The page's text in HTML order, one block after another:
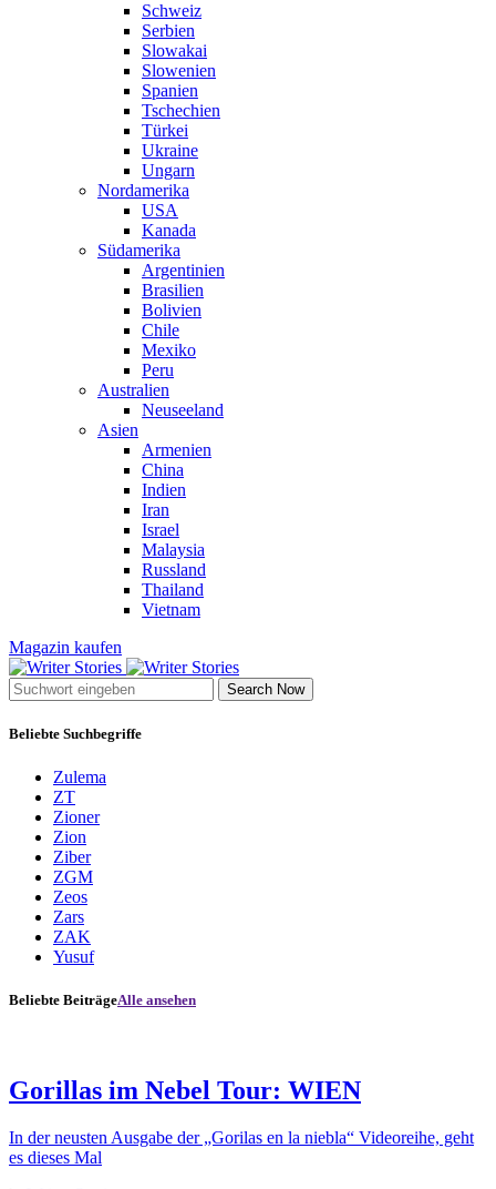
Schweiz
Serbien
Slowakai
Slowenien
Spanien
Tschechien
Türkei
Ukraine
Ungarn
Nordamerika
USA
Kanada
Südamerika
Argentinien
Brasilien
Bolivien
Chile
Mexiko
Peru
Australien
Neuseeland
Asien
Armenien
China
Indien
Iran
Israel
Malaysia
Russland
Thailand
Vietnam
Magazin kaufen
Search Now
Beliebte Suchbegriffe
Zulema
ZT
Zioner
Zion
Ziber
ZGM
Zeos
Zars
ZAK
Yusuf
Beliebte BeiträgeAlle ansehen
Gorillas im Nebel Tour: WIEN
In der neusten Ausgabe der „Gorilas en la niebla“ Videoreihe, geht
es dieses Mal